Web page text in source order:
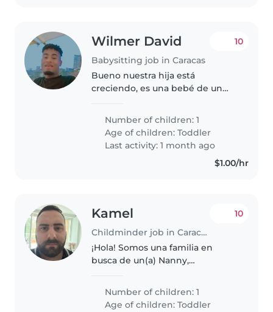
Wilmer David
Babysitting job in Caracas
10
Bueno nuestra hija está
creciendo, es una bebé de un
mesina y aún no habla pero
como bastante, y es muy anteta
y aveces llora cuando no le das la
comida a..
Number of children: 1
Age of children:Toddler
Last activity: 1 month ago
$1.00/hr
Kamel
Childminder job in Caracas
10
¡Hola! Somos una familia en
busca de un(a) Nanny,
pequeño de 3 meses. Nuestro
hijo es muy amigable,
Number of children: 1
Age of children:Toddler